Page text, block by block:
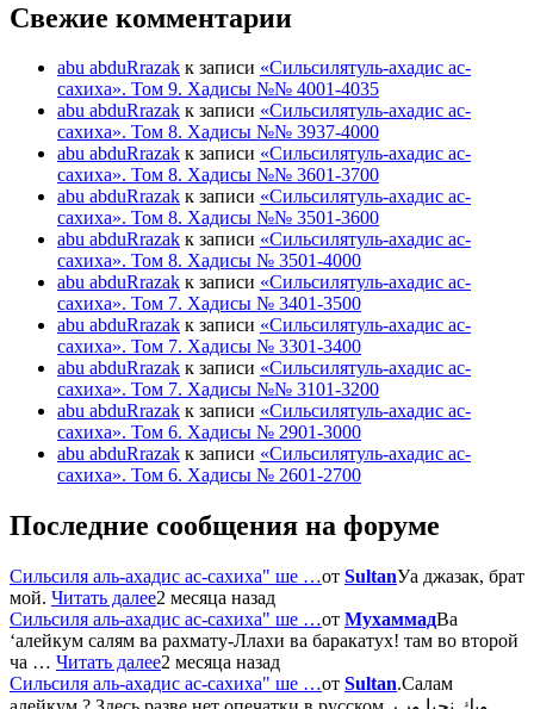
Свежие комментарии
abu abduRrazak к записи «Сильсилятуль-ахадис ас-
сахиха». Том 9. Хадисы №№ 4001-4035
abu abduRrazak к записи «Сильсилятуль-ахадис ас-
сахиха». Том 8. Хадисы №№ 3937-4000
abu abduRrazak к записи «Сильсилятуль-ахадис ас-
сахиха». Том 8. Хадисы №№ 3601-3700
abu abduRrazak к записи «Сильсилятуль-ахадис ас-
сахиха». Том 8. Хадисы №№ 3501-3600
abu abduRrazak к записи «Сильсилятуль-ахадис ас-
сахиха». Том 8. Хадисы № 3501-4000
abu abduRrazak к записи «Сильсилятуль-ахадис ас-
сахиха». Том 7. Хадисы № 3401-3500
abu abduRrazak к записи «Сильсилятуль-ахадис ас-
сахиха». Том 7. Хадисы № 3301-3400
abu abduRrazak к записи «Сильсилятуль-ахадис ас-
сахиха». Том 7. Хадисы №№ 3101-3200
abu abduRrazak к записи «Сильсилятуль-ахадис ас-
сахиха». Том 6. Хадисы № 2901-3000
abu abduRrazak к записи «Сильсилятуль-ахадис ас-
сахиха». Том 6. Хадисы № 2601-2700
Последние сообщения на форуме
Сильсиля аль-ахадис ас-сахиха" ше …от SultanУа джазак, брат
мой. Читать далее2 месяца назад
Сильсиля аль-ахадис ас-сахиха" ше …от МухаммадВа
‘алейкум салям ва рахмату-Ллахи ва баракатух! там во второй
ча … Читать далее2 месяца назад
Сильсиля аль-ахадис ас-сахиха" ше …от Sultan.Салам